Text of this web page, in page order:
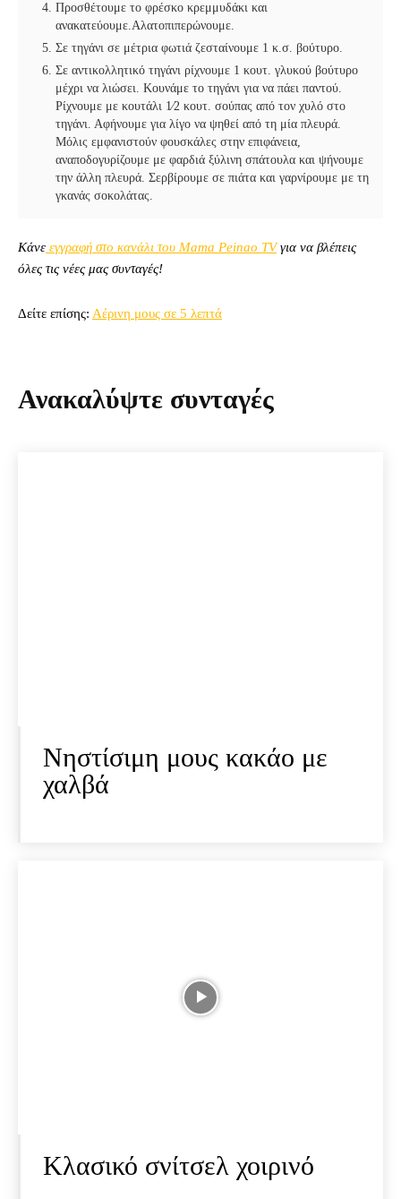
Προσθέτουμε το φρέσκο κρεμμυδάκι και
ανακατεύουμε.Αλατοπιπερώνουμε.
Σε τηγάνι σε μέτρια φωτιά ζεσταίνουμε 1 κ.σ. βούτυρο.
Σε αντικολλητικό τηγάνι ρίχνουμε 1 κουτ. γλυκού βούτυρο
μέχρι να λιώσει. Κουνάμε το τηγάνι για να πάει παντού.
Ρίχνουμε με κουτάλι 1⁄2 κουτ. σούπας από τον χυλό στο
τηγάνι. Αφήνουμε για λίγο να ψηθεί από τη μία πλευρά.
Μόλις εμφανιστούν φουσκάλες στην επιφάνεια,
αναποδογυρίζουμε με φαρδιά ξύλινη σπάτουλα και ψήνουμε
την άλλη πλευρά. Σερβίρουμε σε πιάτα και γαρνίρουμε με τη
γκανάς σοκολάτας.
Κάνε εγγραφή στο κανάλι του Mama Peinao TVγια να βλέπεις
όλες τις νέες μας συνταγές!
Δείτε επίσης: Αέρινη μους σε 5 λεπτά
Ανακαλύψτε συνταγές
Νηστίσιμη μους κακάο με
χαλβά
Κλασικό σνίτσελ χοιρινό